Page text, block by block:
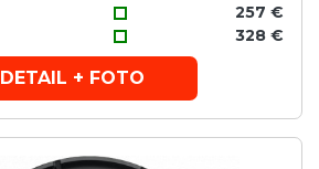
257 €
328 €
DETAIL + FOTO